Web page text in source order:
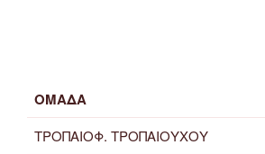
ΟΜΑΔΑ
ΤΡΟΠΑΙΟΦ. ΤΡΟΠΑΙΟΥΧΟΥ